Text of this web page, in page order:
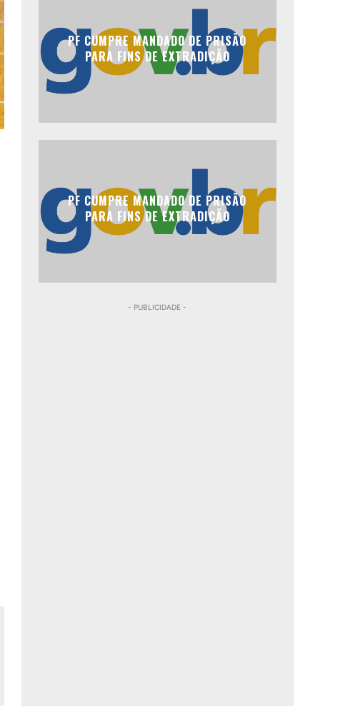
PF CUMPRE MANDADO DE PRISÃO
PARA FINS DE EXTRADIÇÃO
PF CUMPRE MANDADO DE PRISÃO
PARA FINS DE EXTRADIÇÃO
- PUBLICIDADE -